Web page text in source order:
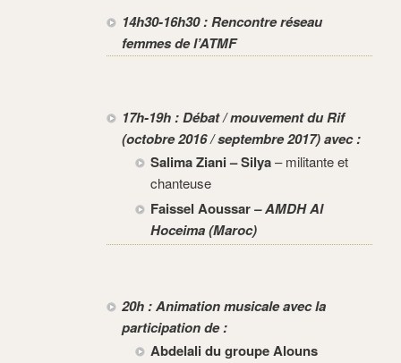
14h30-16h30 : Rencontre réseau
femmes de l’ATMF
17h-19h : Débat / mouvement du Rif
(octobre 2016 / septembre 2017) avec :
Salima Ziani – Silya– militante et
chanteuse
Faissel Aoussar– AMDH Al
Hoceima (Maroc)
20h :Animation musicale avec la
participation de :
Abdelali du groupe Alouns